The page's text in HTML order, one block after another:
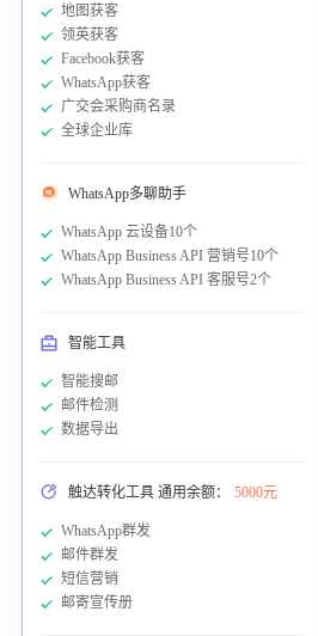
地图获客
领英获客
Facebook获客
WhatsApp获客
广交会采购商名录
全球企业库
WhatsApp多聊助手
WhatsApp 云设备10个
WhatsApp Business API 营销号10个
WhatsApp Business API 客服号2个
智能工具
智能搜邮
邮件检测
数据导出
触达转化工具 通用余额： 5000元
WhatsApp群发
邮件群发
短信营销
邮寄宣传册